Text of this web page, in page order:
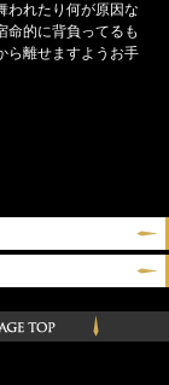
われたり何が原因な
命的に背負ってるも
ら離せますようお手